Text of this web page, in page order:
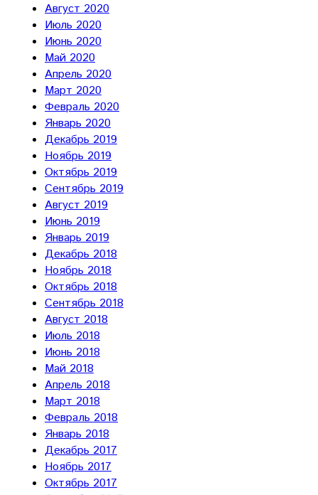
Август 2020
Июль 2020
Июнь 2020
Май 2020
Апрель 2020
Март 2020
Февраль 2020
Январь 2020
Декабрь 2019
Ноябрь 2019
Октябрь 2019
Сентябрь 2019
Август 2019
Июнь 2019
Январь 2019
Декабрь 2018
Ноябрь 2018
Октябрь 2018
Сентябрь 2018
Август 2018
Июль 2018
Июнь 2018
Май 2018
Апрель 2018
Март 2018
Февраль 2018
Январь 2018
Декабрь 2017
Ноябрь 2017
Октябрь 2017